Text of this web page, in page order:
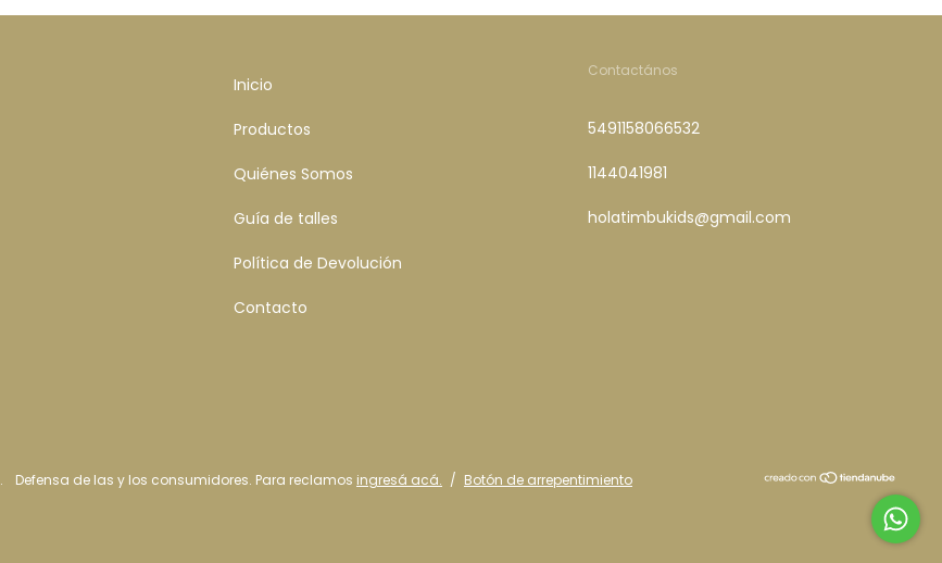
Inicio
Productos
Quiénes Somos
Guía de talles
Política de Devolución
Contacto
Contactános
5491158066532
1144041981
holatimbukids@gmail.com
Defensa de las y los consumidores. Para reclamos ingresá acá. / Botón de arrepentimiento